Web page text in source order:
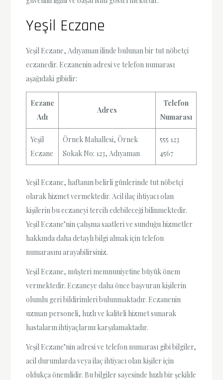
Yeşil Eczane
Yeşil Eczane, Adıyaman ilinde bulunan bir tut nöbetçi
eczanedir. Eczanenin adresi ve telefon numarası
aşağıdaki gibidir:
Eczane
Adı
Adres
Telefon
Numarası
Yeşil
Eczane
Örnek Mahallesi, Örnek
Sokak No: 123, Adıyaman
555 123
4567
Yeşil Eczane, haftanın belirli günlerinde tut nöbetçi
olarak hizmet vermektedir. Acil ilaç ihtiyacı olan
kişilerin bu eczaneyi tercih edebileceği bilinmektedir.
Yeşil Eczane’nin çalışma saatleri ve sunduğu hizmetler
hakkında daha detaylı bilgi almak için telefon
numarasını arayabilirsiniz.
Yeşil Eczane, müşteri memnuniyetine büyük önem
vermektedir. Eczaneye daha önce başvuran kişilerin
olumlu geri bildirimleri bulunmaktadır. Eczanenin
uzman personeli, hızlı ve kaliteli hizmet sunarak
hastaların ihtiyaçlarını karşılamaktadır.
Yeşil Eczane’nin adresi ve telefon numarası gibi bilgiler,
acil durumlarda veya ilaç ihtiyacı olan kişiler için
oldukça önemlidir. Bu bilgiler sayesinde hızlı bir şekilde